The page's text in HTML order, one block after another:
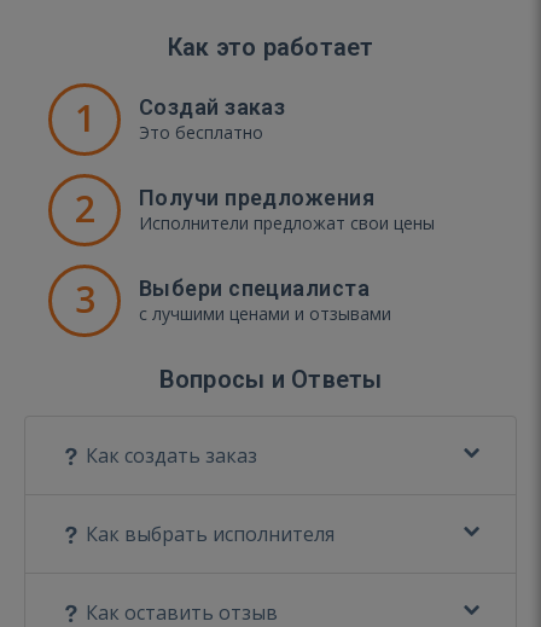
Как это работает
1 Создай заказ
Это бесплатно
2 Получи предложения
Исполнители предложат свои цены
3 Выбери специалиста
с лучшими ценами и отзывами
Вопросы и Ответы
Как создать заказ
Как выбрать исполнителя
Как оставить отзыв